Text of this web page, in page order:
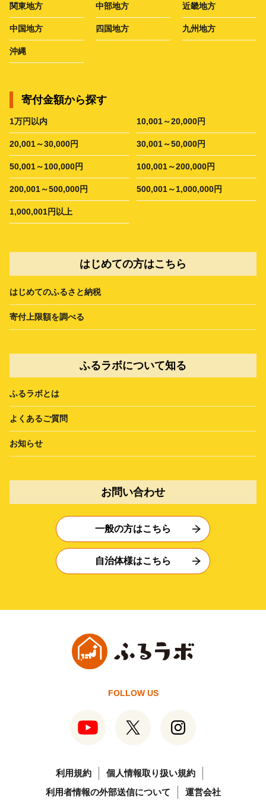
関東地方 中部地方 近畿地方
中国地方 四国地方 九州地方
沖縄
寄付金額から探す
1万円以内 10,001～20,000円
20,001～30,000円 30,001～50,000円
50,001～100,000円 100,001～200,000円
200,001～500,000円 500,001～1,000,000円
1,000,001円以上
はじめての方はこちら
はじめてのふるさと納税
寄付上限額を調べる
ふるラボについて知る
ふるラボとは
よくあるご質問
お知らせ
お問い合わせ
一般の方はこちら
自治体様はこちら
FOLLOW US
利用規約
個人情報取り扱い規約
利用者情報の外部送信について
運営会社